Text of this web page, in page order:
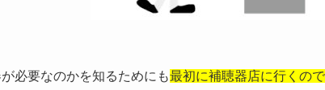
必要なのかを知るためにも最初に補聴器店に行くの